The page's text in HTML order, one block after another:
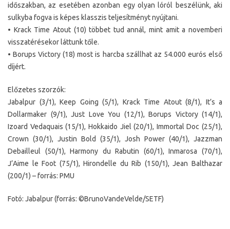
időszakban, az esetében azonban egy olyan lóról beszélünk, aki
sulkyba fogva is képes klasszis teljesítményt nyújtani.
• Krack Time Atout (10) többet tud annál, mint amit a novemberi
visszatérésekor láttunk tőle.
• Borups Victory (18) most is harcba szállhat az 54.000 eurós első
díjért.
Előzetes szorzók:
Jabalpur (3/1), Keep Going (5/1), Krack Time Atout (8/1), It’s a
Dollarmaker (9/1), Just Love You (12/1), Borups Victory (14/1),
Izoard Vedaquais (15/1), Hokkaido Jiel (20/1), Immortal Doc (25/1),
Crown (30/1), Justin Bold (35/1), Josh Power (40/1), Jazzman
Debailleul (50/1), Harmony du Rabutin (60/1), Inmarosa (70/1),
J’Aime le Foot (75/1), Hirondelle du Rib (150/1), Jean Balthazar
(200/1) – forrás: PMU
Fotó: Jabalpur (forrás: ©BrunoVandeVelde/SETF)